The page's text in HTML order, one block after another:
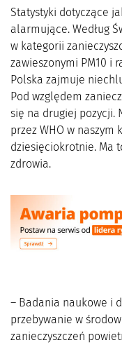
Statystyki dotyczące
alarmujące. Według
w kategorii
zawieszonymi PM10 i
Polska zajmuje
Pod względem
się na drugiej pozycji.
przez WHO w
dziesięciokrotnie. Ma
zdrowia.
– Badania naukowe i
przebywanie w
zanieczyszczeń